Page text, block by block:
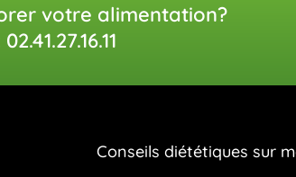
votre alimentation?
Conseils diététiques sur